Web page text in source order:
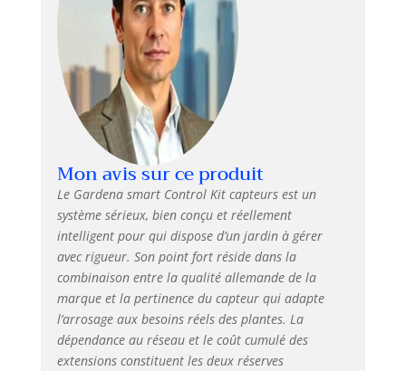
Livraison : 1X Water Control
smart Gardena , 1x sonde smart
Gardena, 1x Gardena Gateway
smart
Mon avis sur ce produit
Le Gardena smart Control Kit capteurs est un
système sérieux, bien conçu et réellement
intelligent pour qui dispose d’un jardin à gérer
avec rigueur. Son point fort réside dans la
combinaison entre la qualité allemande de la
marque et la pertinence du capteur qui adapte
l’arrosage aux besoins réels des plantes. La
dépendance au réseau et le coût cumulé des
extensions constituent les deux réserves